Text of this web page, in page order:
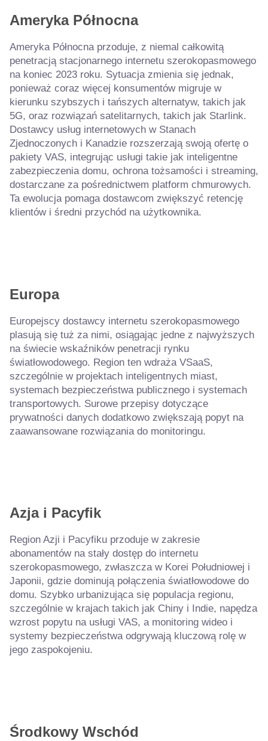
Ameryka Północna
Ameryka Północna przoduje, z niemal całkowitą
penetracją stacjonarnego internetu szerokopasmowego
na koniec 2023 roku. Sytuacja zmienia się jednak,
ponieważ coraz więcej konsumentów migruje w
kierunku szybszych i tańszych alternatyw, takich jak
5G, oraz rozwiązań satelitarnych, takich jak Starlink.
Dostawcy usług internetowych w Stanach
Zjednoczonych i Kanadzie rozszerzają swoją ofertę o
pakiety VAS, integrując usługi takie jak inteligentne
zabezpieczenia domu, ochrona tożsamości i streaming,
dostarczane za pośrednictwem platform chmurowych.
Ta ewolucja pomaga dostawcom zwiększyć retencję
klientów i średni przychód na użytkownika.
Europa
Europejscy dostawcy internetu szerokopasmowego
plasują się tuż za nimi, osiągając jedne z najwyższych
na świecie wskaźników penetracji rynku
światłowodowego. Region ten wdraża VSaaS,
szczególnie w projektach inteligentnych miast,
systemach bezpieczeństwa publicznego i systemach
transportowych. Surowe przepisy dotyczące
prywatności danych dodatkowo zwiększają popyt na
zaawansowane rozwiązania do monitoringu.
Azja i Pacyfik
Region Azji i Pacyfiku przoduje w zakresie
abonamentów na stały dostęp do internetu
szerokopasmowego, zwłaszcza w Korei Południowej i
Japonii, gdzie dominują połączenia światłowodowe do
domu. Szybko urbanizująca się populacja regionu,
szczególnie w krajach takich jak Chiny i Indie, napędza
wzrost popytu na usługi VAS, a monitoring wideo i
systemy bezpieczeństwa odgrywają kluczową rolę w
jego zaspokojeniu.
Środkowy Wschód